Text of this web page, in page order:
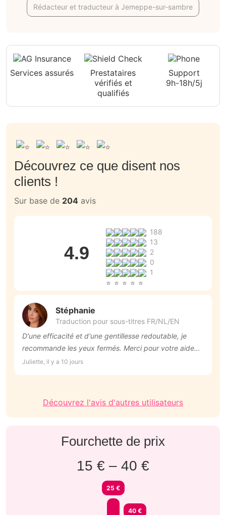
Rédacteur et traducteur à Jemeppe-sur-sambre
Services assurés
Prestataires
vérifiés et
qualifiés
Support
9h-18h/5j
Découvrez ce que disent nos
clients !
Sur base de 204 avis
4.9
188
13
2
0
1
Stéphanie
Traduction pour sous-titres FR/NL/EN
D'une efficacité et d'une gentillesse redoutable, je
recommande les yeux fermés. Merci pour votre aide
précieuse 🙏
Juliette, il y a 10 jours
Découvrez l'avis d'autres utilisateurs
Fourchette de prix
15 € – 40 €
25 €
40 €